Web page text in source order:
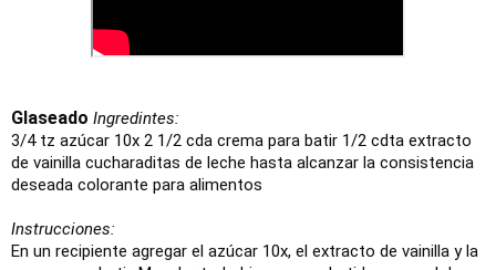
Glaseado Ingredintes:
3/4 tz azúcar 10x 2 1/2 cda crema para batir 1/2 cdta extracto
de vainilla cucharaditas de leche hasta alcanzar la consistencia
deseada colorante para alimentos
Instrucciones:
En un recipiente agregar el azúcar 10x, el extracto de vainilla y la